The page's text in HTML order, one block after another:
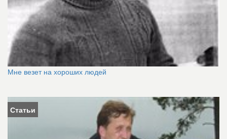
Мне везет на хороших людей
Статьи